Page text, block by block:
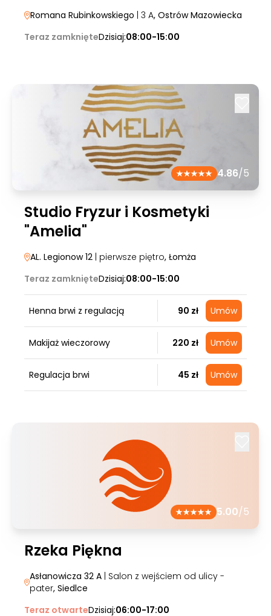
Romana Rubinkowskiego | 3 A, Ostrów Mazowiecka
Teraz zamknięteDzisiaj:08:00-15:00
4.86/5
Studio Fryzur i Kosmetyki
"Amelia"
AL. Legionow 12 | pierwsze piętro, Łomża
Teraz zamknięteDzisiaj:08:00-15:00
Henna brwi z regulacją 90 zł Umów
Makijaż wieczorowy 220 zł Umów
Regulacja brwi 45 zł Umów
5.00/5
Rzeka Piękna
Asłanowicza 32 A| Salon z wejściem od ulicy -
pater, Siedlce
Teraz otwarteDzisiaj:06:00-17:00